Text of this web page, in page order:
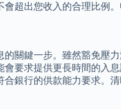
超出您收入的合理比例
關鍵一步。雖然豁免壓
要求提供更長時間的入
銀行的供款能力要求